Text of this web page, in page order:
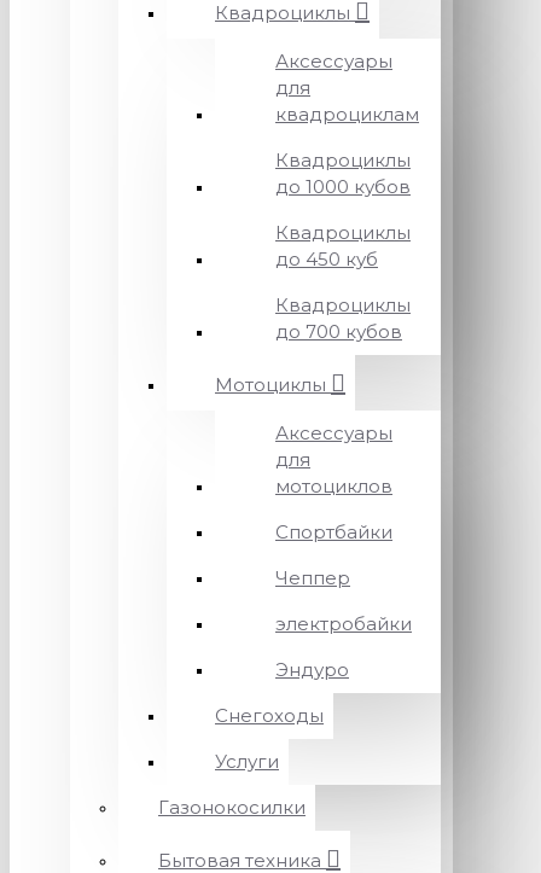
Квадроциклы
Аксессуары
для
квадроциклам
Квадроциклы
до 1000 кубов
Квадроциклы
до 450 куб
Квадроциклы
до 700 кубов
Мотоциклы
Аксессуары
для
мотоциклов
Спортбайки
Чеппер
электробайки
Эндуро
Снегоходы
Услуги
Газонокосилки
Бытовая техника